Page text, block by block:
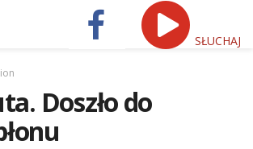
SŁUCHAJ
Doszło do